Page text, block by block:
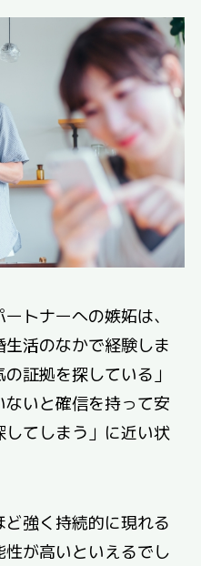
トナーへの嫉妬は、
活のなかで経験しま
証拠を探している」
いと確信を持って安
てしまう」に近い状
強く持続的に現れる
が高いといえるでし